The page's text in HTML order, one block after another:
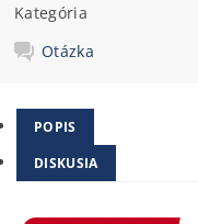
Kategória
Otázka
POPIS
DISKUSIA